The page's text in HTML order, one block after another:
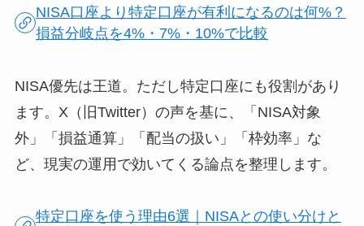
NISA口座より特定口座が有利になるのは何%？
損益分岐点を4%・7%・10%で比較
NISA優先は王道。ただし特定口座にも役割があり
ます。X（旧Twitter）の声を基に、「NISA対象
外」「損益通算」「配当の扱い」「枠効率」な
ど、現実の運用で効いてくる論点を整理します。
特定口座を使う理由6選｜NISAとの使い分けと